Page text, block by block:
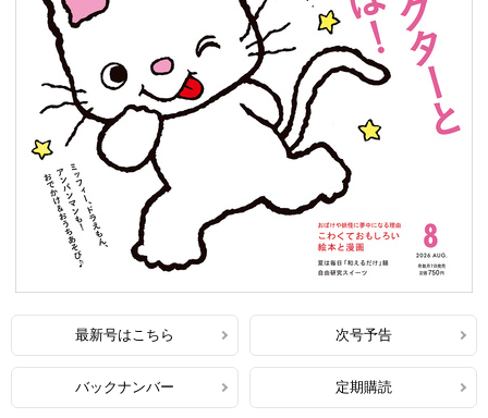
最新号はこちら 次号予告
バックナンバー 定期購読